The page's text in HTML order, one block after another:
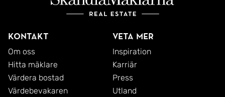
Kontakt
Om oss
Hitta mäklare
Värdera bostad
Värdebevakaren
Veta mer
Inspiration
Karriär
Press
Utland